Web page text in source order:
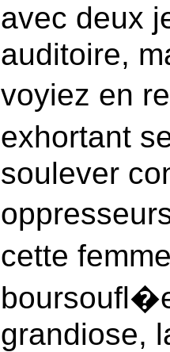
avec deux
auditoire,
voyiez en
exhortant
soulever
cette
grandiose,